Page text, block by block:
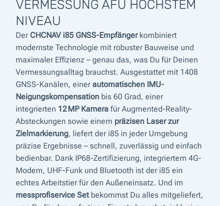
VERMESSUNG AFU HÖCHSTEM
NIVEAU
Der CHCNAV i85 GNSS-Empfängerkombiniert
modernste Technologie mit robuster Bauweise und
maximaler Effizienz – genau das, was Du für Deinen
Vermessungsalltag brauchst. Ausgestattet mit 1408
GNSS-Kanälen, einerautomatischen IMU-
Neigungskompensation bis 60 Grad, einer
integrierten 12 MP Kamera für Augmented-Reality-
Absteckungen sowie einem präzisen Laser zur
Zielmarkierung, liefert der i85 in jeder Umgebung
präzise Ergebnisse – schnell, zuverlässig und einfach
bedienbar. Dank IP68-Zertifizierung, integriertem 4G-
Modem, UHF-Funk und Bluetooth ist der i85 ein
echtes Arbeitstier für den Außeneinsatz. Und im
messprofiservice Setbekommst Du alles mitgeliefert,